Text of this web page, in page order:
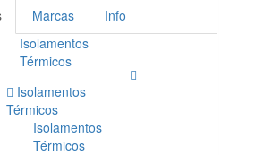
Marcas
Info
Isolamentos
Térmicos
Isolamentos
Térmicos
Isolamentos
Térmicos